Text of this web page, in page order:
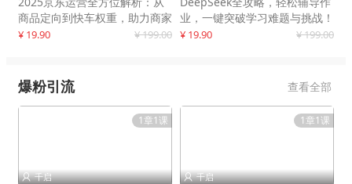
商品定向到快车权重，助力商家
打造爆款商品
¥ 19.90 ¥ 199.00
业，一键突破学习难题与挑战！
¥ 19.90 ¥ 199.00
爆粉引流 查看全部
1章1课
 千启
1章1课
 千启